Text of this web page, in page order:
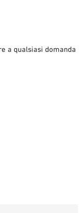
a qualsiasi domanda